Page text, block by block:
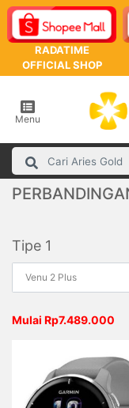
RADATIME
OFFICIAL SHOP
Menu
Tipe 1
Mulai Rp7.489.000